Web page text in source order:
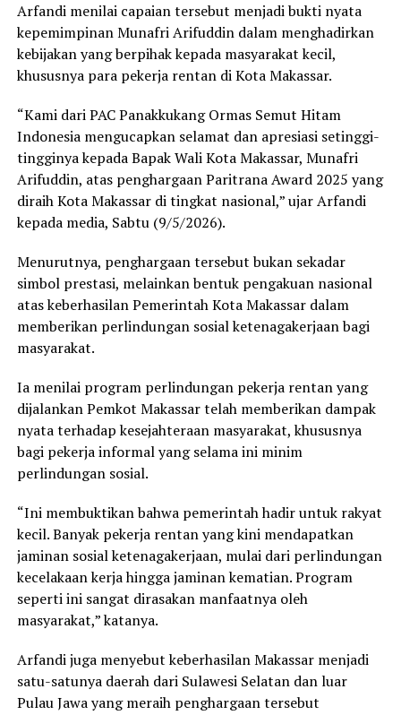
Arfandi menilai capaian tersebut menjadi bukti nyata
kepemimpinan Munafri Arifuddin dalam menghadirkan
kebijakan yang berpihak kepada masyarakat kecil,
khususnya para pekerja rentan di Kota Makassar.
“Kami dari PAC Panakkukang Ormas Semut Hitam
Indonesia mengucapkan selamat dan apresiasi setinggi-
tingginya kepada Bapak Wali Kota Makassar, Munafri
Arifuddin, atas penghargaan Paritrana Award 2025 yang
diraih Kota Makassar di tingkat nasional,” ujar Arfandi
kepada media, Sabtu (9/5/2026).
Menurutnya, penghargaan tersebut bukan sekadar
simbol prestasi, melainkan bentuk pengakuan nasional
atas keberhasilan Pemerintah Kota Makassar dalam
memberikan perlindungan sosial ketenagakerjaan bagi
masyarakat.
Ia menilai program perlindungan pekerja rentan yang
dijalankan Pemkot Makassar telah memberikan dampak
nyata terhadap kesejahteraan masyarakat, khususnya
bagi pekerja informal yang selama ini minim
perlindungan sosial.
“Ini membuktikan bahwa pemerintah hadir untuk rakyat
kecil. Banyak pekerja rentan yang kini mendapatkan
jaminan sosial ketenagakerjaan, mulai dari perlindungan
kecelakaan kerja hingga jaminan kematian. Program
seperti ini sangat dirasakan manfaatnya oleh
masyarakat,” katanya.
Arfandi juga menyebut keberhasilan Makassar menjadi
satu-satunya daerah dari Sulawesi Selatan dan luar
Pulau Jawa yang meraih penghargaan tersebut